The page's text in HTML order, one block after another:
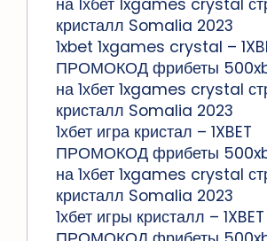
на 1хбет 1xgames crystal
кристалл Somalia 2023
1xbet 1xgames crystal –
ПРОМОКОД фрибеты
на 1хбет 1xgames crystal
кристалл Somalia 2023
1хбет игра кристал – 1XBET
ПРОМОКОД фрибеты
на 1хбет 1xgames crystal
кристалл Somalia 2023
1хбет игры кристалл – 1XBET